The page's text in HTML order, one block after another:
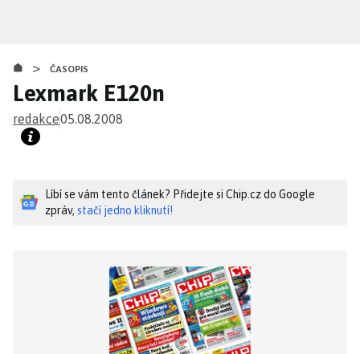
obsahu
> ČASOPIS
Lexmark E120n
redakce05.08.2008
Líbí se vám tento článek? Přidejte si Chip.cz do Google
zpráv, stačí jedno kliknutí!